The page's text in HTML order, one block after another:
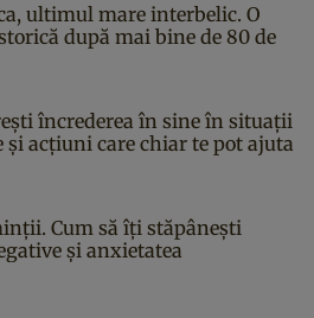
ultimul mare interbelic. O
după mai bine de 80 de
încrederea în sine în situații
și acțiuni care chiar te pot ajuta
Cum să îți stăpânești
și anxietatea